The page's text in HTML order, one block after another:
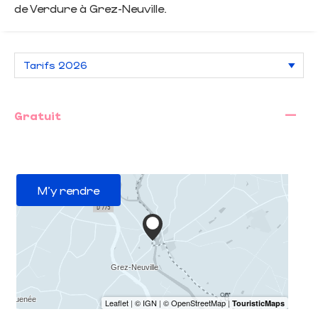
de Verdure à Grez-Neuville.
Gratuit —
M'y rendre